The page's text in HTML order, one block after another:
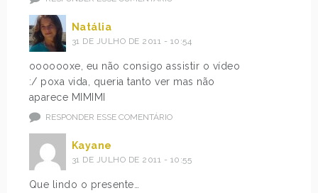
Natália
31 DE JULHO DE 2011 - 10:54
ooooooxe, eu não consigo assistir o vídeo
:/ poxa vida, queria tanto ver mas não
aparece MIMIMI
RESPONDER ESSE COMENTÁRIO
Kayane
31 DE JULHO DE 2011 - 10:55
Que lindo o presente…